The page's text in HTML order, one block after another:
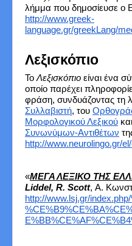
λήμμα που δημοσίευσε ο
http://www.greek-
language.gr/greekLang/
Λεξισκόπιο
Το Λεξισκόπιο είναι ένα
οποίο παρέχει
φράση, συνδυάζοντας τη
Συλλαβιστή, του
Μορφολογικού Λεξικού
Συνωνύμων-Αντιθέτων
http://www.neurolingo.gr/
«ΜΕΓΑ ΛΕΞΙΚΟ ΤΗΣ
Liddel, R. Scott, Α.
http://www.lsj.gr/